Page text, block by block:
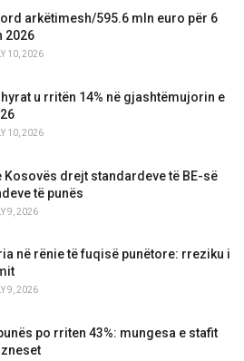
arkëtimesh/595.6 mln euro për 6
2026
10, 2026
hyrat u rritën 14% në gjashtëmujorin e
10, 2026
Kosovës drejt standardeve të BE-së
të punës
9, 2026
në rënie të fuqisë punëtore: rreziku i
9, 2026
po rriten 43%: mungesa e stafit